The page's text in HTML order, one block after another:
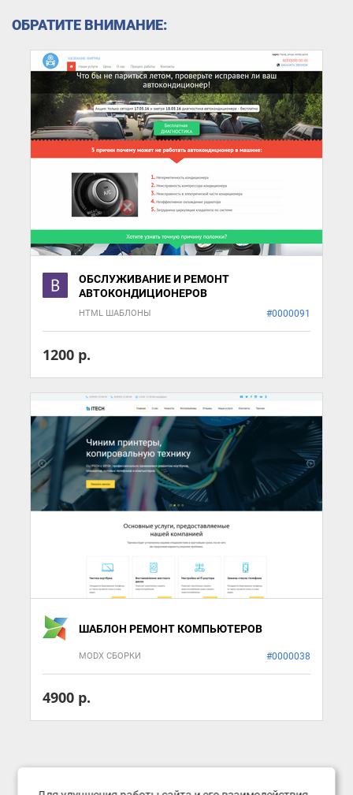
ОБРАТИТЕ ВНИМАНИЕ:
ОБСЛУЖИВАНИЕ И РЕМОНТ
АВТОКОНДИЦИОНЕРОВ
HTML ШАБЛОНЫ #0000091
1200 р.
ШАБЛОН РЕМОНТ КОМПЬЮТЕРОВ
MODX СБОРКИ #0000038
4900 р.